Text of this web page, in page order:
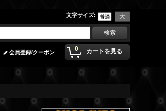
文字サイズ:
0 カートを見る
会員登録/クーポン